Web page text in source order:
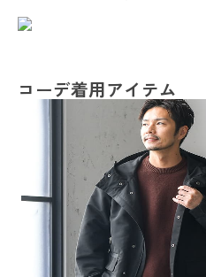
コーデ着用アイテム